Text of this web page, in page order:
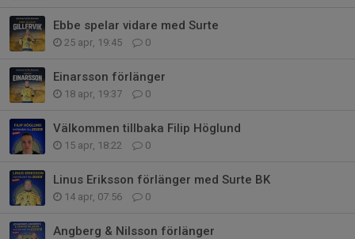
Ebbe spelar vidare med Surte
25 apr, 19:45 0
Einarsson förlänger
18 apr, 19:37 0
Välkommen tillbaka Filip Höglund
15 apr, 18:22 0
Linus Eriksson förlänger med Surte BK
14 apr, 07:56 0
Angberg & Nilsson förlänger